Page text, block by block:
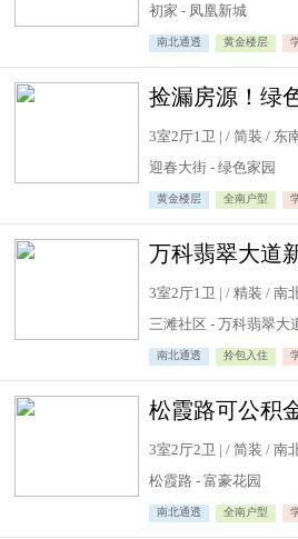
初家 - 凤凰新城
南北通透 黄金楼层
3室2厅1卫 | / 简装 / 东
迎春大街 - 绿色家园
黄金楼层 全南户型
3室2厅1卫 | / 精装 / 南
三滩社区 - 万科翡翠大
南北通透 拎包入住
3室2厅2卫 | / 简装 / 南
松霞路 - 富豪花园
南北通透 全南户型